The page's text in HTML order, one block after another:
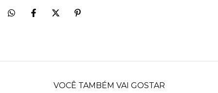
VOCÊ TAMBÉM VAI GOSTAR